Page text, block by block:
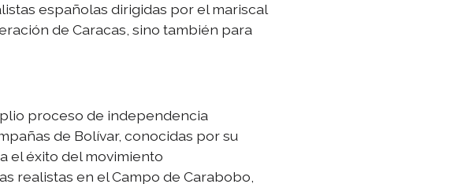
españolas dirigidas por el mariscal
de Caracas, sino también para
proceso de independencia
de Bolívar, conocidas por su
el éxito del movimiento
realistas en el Campo de Carabobo,